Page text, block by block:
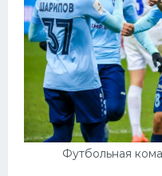
Футбольная